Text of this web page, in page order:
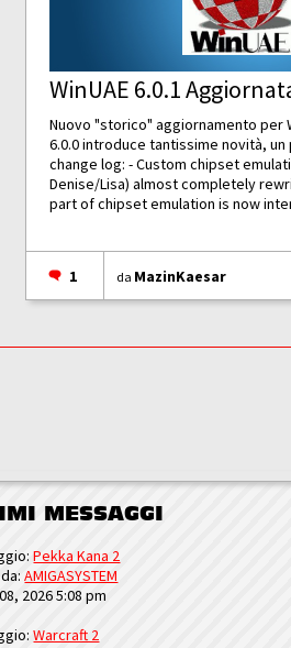
WinUAE 6.0.1
Nuovo "storico" aggiornamento per
6.0.0 introduce tantissime novità,
change log: - Custom chipset
Denise/Lisa) almost completely
part of chipset emulation is now
1 da MazinKaesar
MESSAGGI
Pekka Kana 2
da:AMIGASYSTEM
2026 5:08 pm
Warcraft 2